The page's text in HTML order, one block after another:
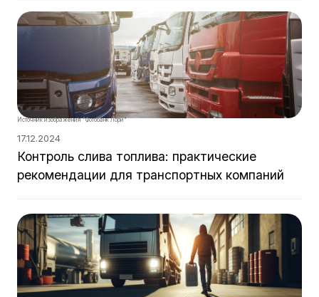
Источник изображения "Фотобанк Лори"
17.12.2024
Контроль слива топлива: практические
рекомендации для транспортных компаний